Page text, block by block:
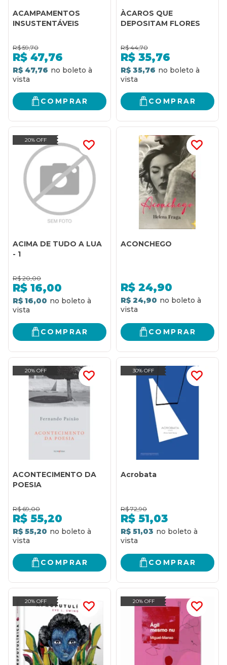
ACAMPAMENTOS
INSUSTENTÁVEIS
R$ 59,70
R$ 47,76
R$ 47,76
COMPRAR
ÀCAROS QUE
DEPOSITAM FLORES
R$ 44,70
R$ 35,76
R$ 35,76
COMPRAR
20% OFF
ACIMA DE TUDO A LUA
- 1
R$ 20,00
R$ 16,00
R$ 16,00
COMPRAR
ACONCHEGO
R$ 24,90
R$ 24,90
COMPRAR
20% OFF
ACONTECIMENTO DA
POESIA
R$ 69,00
R$ 55,20
R$ 55,20
COMPRAR
30% OFF
Acrobata
R$ 72,90
R$ 51,03
R$ 51,03
COMPRAR
20% OFF 20% OFF